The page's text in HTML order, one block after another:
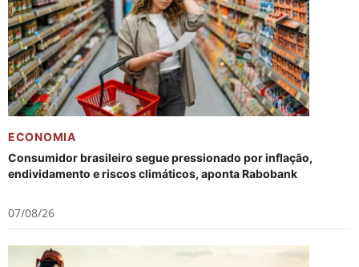
ECONOMIA
Consumidor brasileiro segue pressionado por inflação,
endividamento e riscos climáticos, aponta Rabobank
07/08/26